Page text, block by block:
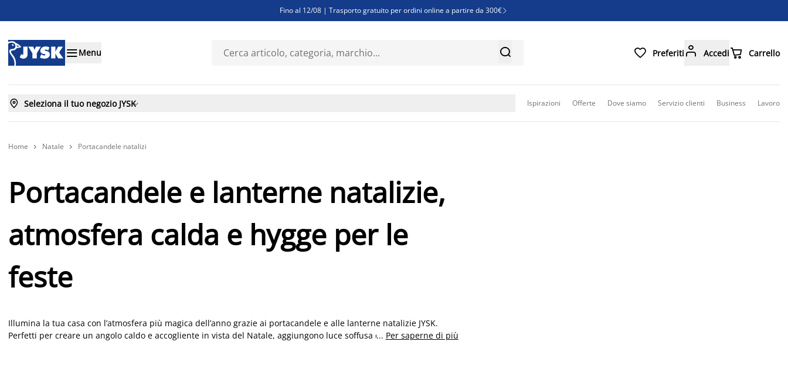
Fino al 12/08 | Trasporto gratuito per ordini online a partire da 300€ 
Finanziamenti - Scegli il piano di rimborso più adatto a te
Menu   Preferiti  Accedi Carrello
 Seleziona il tuo negozio JYSK Ispirazioni Offerte Dove siamo Servizio clienti Business Lavoro
Home  Natale  Portacandele natalizi
Portacandele e lanterne natalizie,
atmosfera calda e hygge per le
feste
Illumina la tua casa con l’atmosfera più magica dell’anno grazie ai portacandele e alle lanterne natalizie JYSK.
Perfetti per creare un angolo caldo e accogliente in vista del Natale, aggiungono luce soffusa e un tocco hygge ai
... Per saperne di più